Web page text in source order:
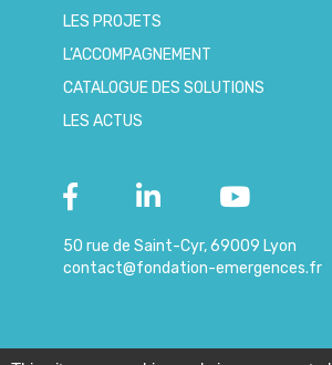
LES PROJETS
L’ACCOMPAGNEMENT
CATALOGUE DES SOLUTIONS
LES ACTUS
50 rue de Saint-Cyr, 69009 Lyon
contact@fondation-emergences.fr